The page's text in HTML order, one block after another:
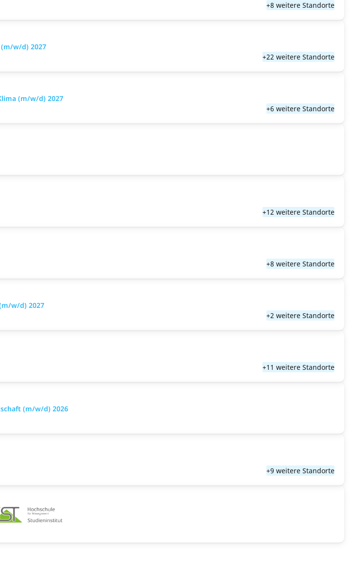
+8 weitere Standorte
w/d) 2027
+22 weitere Standorte
(m/w/d) 2027
+6 weitere Standorte
+12 weitere Standorte
+8 weitere Standorte
w/d) 2027
+2 weitere Standorte
+11 weitere Standorte
(m/w/d) 2026
+9 weitere Standorte